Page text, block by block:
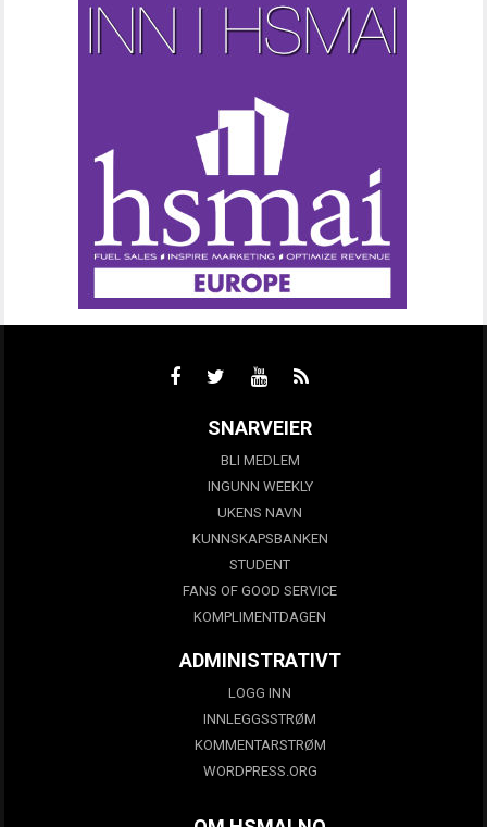
SNARVEIER
BLI MEDLEM
INGUNN WEEKLY
UKENS NAVN
KUNNSKAPSBANKEN
STUDENT
FANS OF GOOD SERVICE
KOMPLIMENTDAGEN
ADMINISTRATIVT
LOGG INN
INNLEGGSSTRØM
KOMMENTARSTRØM
WORDPRESS.ORG